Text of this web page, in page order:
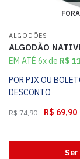
ALGODÕES
ALGODÃO
EM ATÉ 6x de R$
POR PIX OU
DESCONTO
R$74,90 R$ 69,90